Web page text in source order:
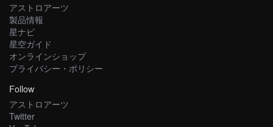
アストロアーツ
製品情報
星ナビ
星空ガイド
オンラインショップ
プライバシー・ポリシー
Follow
アストロアーツ
Twitter